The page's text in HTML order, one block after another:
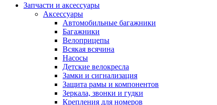
Запчасти и аксессуары
Аксессуары
Автомобильные багажники
Багажники
Велоприцепы
Всякая всячина
Насосы
Детские велокресла
Замки и сигнализация
Защита рамы и компонентов
Зеркала, звонки и гудки
Крепления для номеров